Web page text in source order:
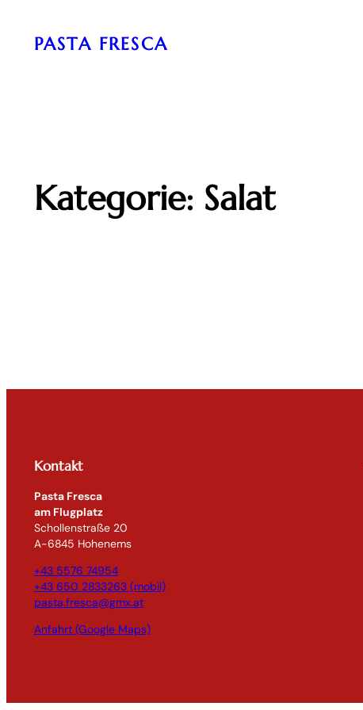
InhaltPASTA FRESCA
Kategorie: Salat
Kontakt
Pasta Fresca
am Flugplatz
Schollenstraße 20
A-6845 Hohenems
+43 5576 74954
+43 650 2833263 (mobil)
pasta.fresca@gmx.at
Anfahrt (Google Maps)